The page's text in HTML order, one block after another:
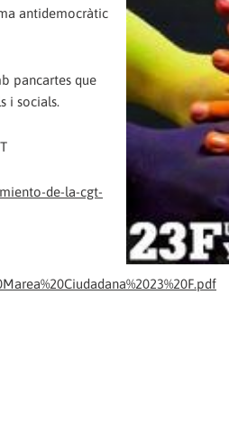
antidemocràtic
pancartes que
i socials.
de-la-cgt-